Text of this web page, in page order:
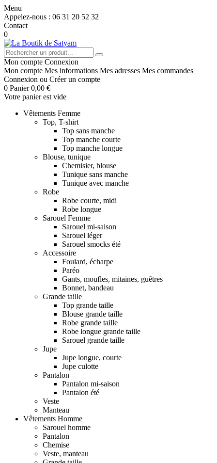
Menu
Appelez-nous : 06 31 20 52 32
Contact
0
Mon compte Connexion
Mon compte Mes informations Mes adresses Mes commandes
Connexion ou Créer un compte
0 Panier 0,00 €
Votre panier est vide
Vêtements Femme
Top, T-shirt
Top sans manche
Top manche courte
Top manche longue
Blouse, tunique
Chemisier, blouse
Tunique sans manche
Tunique avec manche
Robe
Robe courte, midi
Robe longue
Sarouel Femme
Sarouel mi-saison
Sarouel léger
Sarouel smocks été
Accessoire
Foulard, écharpe
Paréo
Gants, moufles, mitaines, guêtres
Bonnet, bandeau
Grande taille
Top grande taille
Blouse grande taille
Robe grande taille
Robe longue grande taille
Sarouel grande taille
Jupe
Jupe longue, courte
Jupe culotte
Pantalon
Pantalon mi-saison
Pantalon été
Veste
Manteau
Vêtements Homme
Sarouel homme
Pantalon
Chemise
Veste, manteau